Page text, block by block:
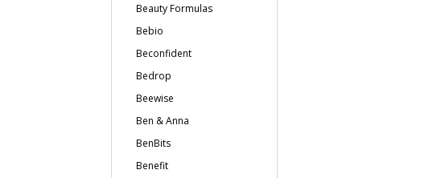
Beauty Formulas
Bebio
Beconfident
Bedrop
Beewise
Ben & Anna
BenBits
Benefit